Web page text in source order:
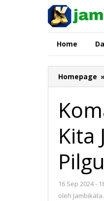
Home
Homepage
Kita
16 Sep 2024 -
oleh